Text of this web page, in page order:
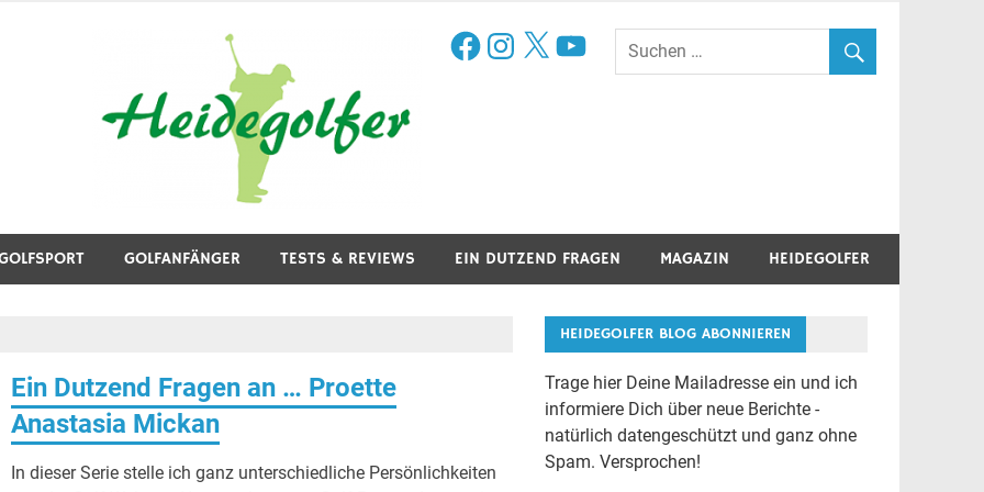
FacebookInstagram
X YouTube
GOLFANFÄNGER TESTS & REVIEWS EIN DUTZEND FRAGEN MAGAZIN HEIDEGOLFER
Ein Dutzend Fragen an … Proette
Anastasia Mickan
In dieser Serie stelle ich ganz unterschiedliche Persönlichkeiten
HEIDEGOLFER BLOG ABONNIEREN
Trage hier Deine Mailadresse ein und ich
informiere Dich über neue Berichte -
natürlich datengeschützt und ganz ohne
Spam. Versprochen!